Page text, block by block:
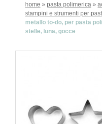
home »pasta polimerica »
stampini e strumenti per
metallo to-do, per pasta
stelle, luna, gocce